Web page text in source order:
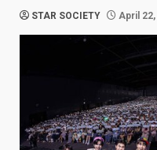
STAR SOCIETY April 22,